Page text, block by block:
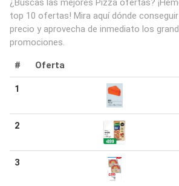
top 10 ofertas! Mira aquí dónde
precio y aprovecha de inmediato los
promociones.
# Oferta
1
2
3